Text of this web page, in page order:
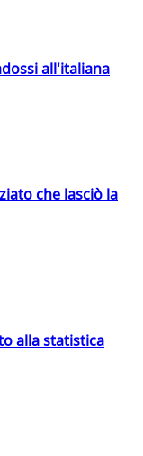
all'italiana
che lasciò la
alla statistica